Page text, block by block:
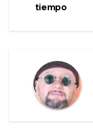
tiempo